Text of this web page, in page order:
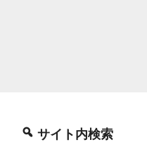
サイト内検索